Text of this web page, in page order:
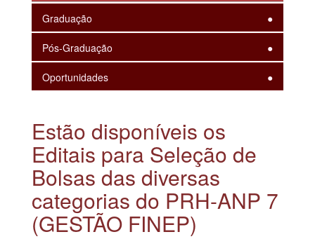
Graduação
Pós-Graduação
Oportunidades
Estão disponíveis os
Editais para Seleção de
Bolsas das diversas
categorias do PRH-ANP 7
(GESTÃO FINEP)